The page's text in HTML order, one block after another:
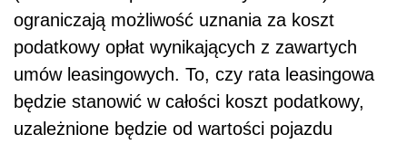
ograniczają możliwość uznania za koszt
podatkowy opłat wynikających z zawartych
umów leasingowych. To, czy rata leasingowa
będzie stanowić w całości koszt podatkowy,
uzależnione będzie od wartości pojazdu